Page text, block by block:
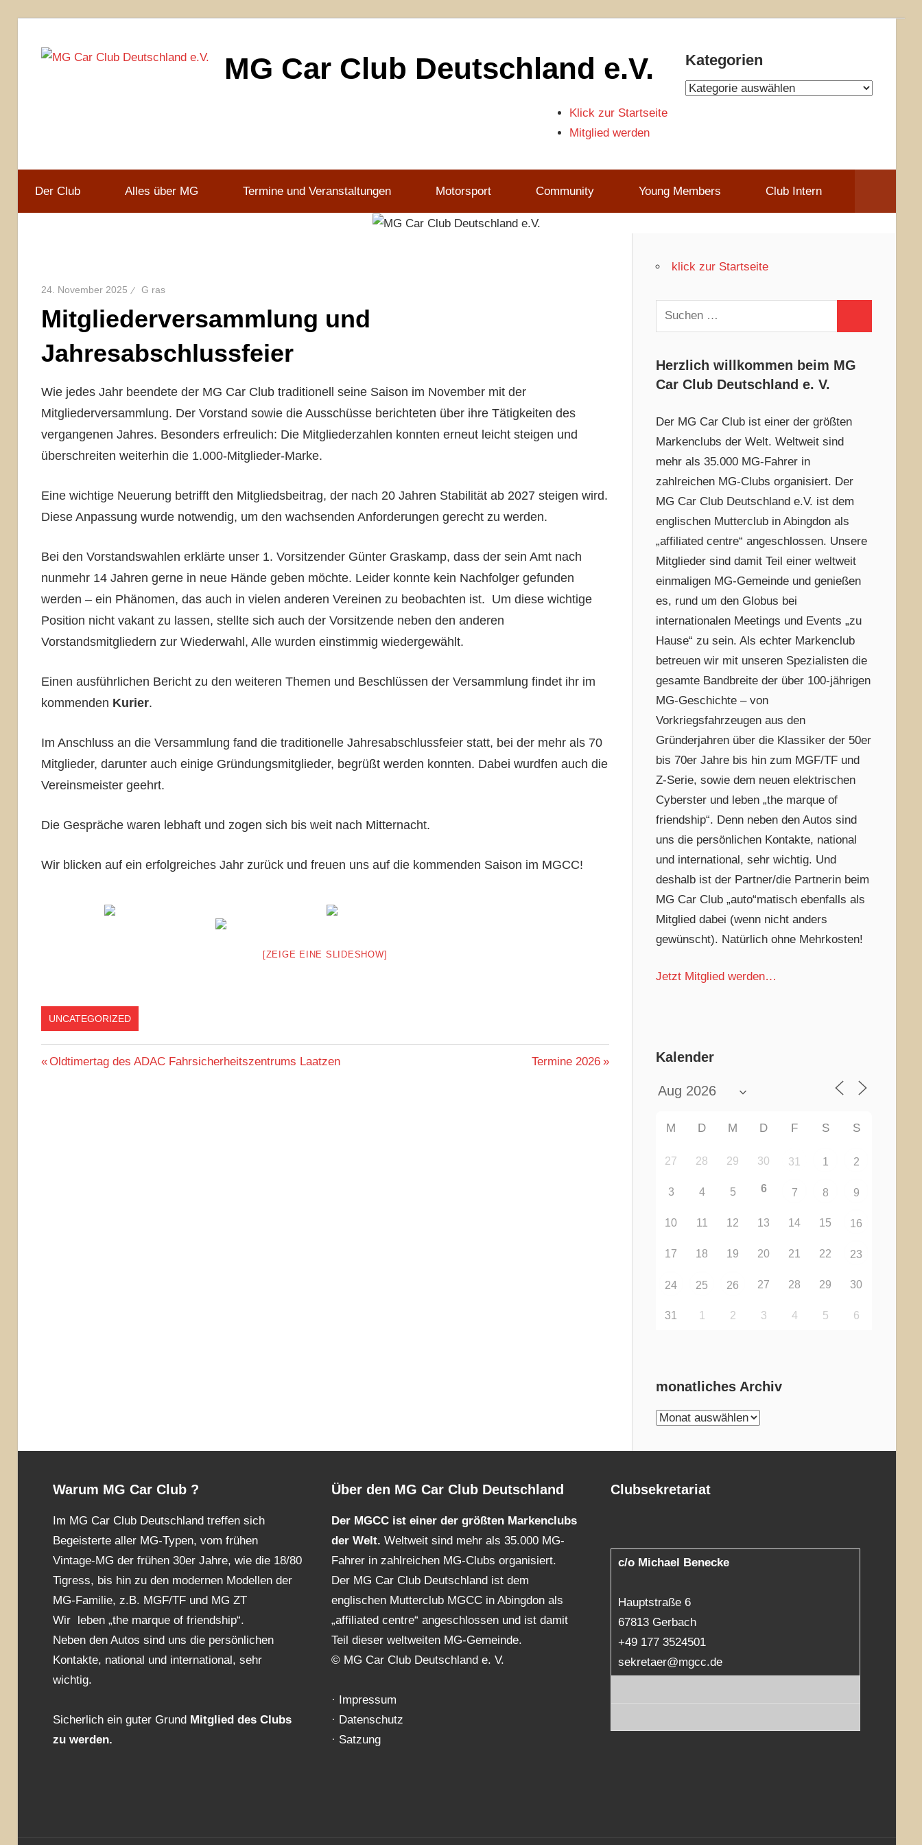
Inhalt
MG Car Club Deutschland e.V. Kategorien
Kategorien
Klick zur Startseite
Mitglied werden
Der Club Alles über MG Termine und Veranstaltungen Motorsport Community Young Members Club Intern
24. November 2025 G ras
Mitgliederversammlung und
Jahresabschlussfeier
Wie jedes Jahr beendete der MG Car Club traditionell seine Saison im November mit der
Mitgliederversammlung. Der Vorstand sowie die Ausschüsse berichteten über ihre Tätigkeiten des
vergangenen Jahres. Besonders erfreulich: Die Mitgliederzahlen konnten erneut leicht steigen und
überschreiten weiterhin die 1.000-Mitglieder-Marke.
Eine wichtige Neuerung betrifft den Mitgliedsbeitrag, der nach 20 Jahren Stabilität ab 2027 steigen wird.
Diese Anpassung wurde notwendig, um den wachsenden Anforderungen gerecht zu werden.
Bei den Vorstandswahlen erklärte unser 1. Vorsitzender Günter Graskamp, dass der sein Amt nach
nunmehr 14 Jahren gerne in neue Hände geben möchte. Leider konnte kein Nachfolger gefunden
werden – ein Phänomen, das auch in vielen anderen Vereinen zu beobachten ist. Um diese wichtige
Position nicht vakant zu lassen, stellte sich auch der Vorsitzende neben den anderen
Vorstandsmitgliedern zur Wiederwahl, Alle wurden einstimmig wiedergewählt.
Einen ausführlichen Bericht zu den weiteren Themen und Beschlüssen der Versammlung findet ihr im
kommenden Kurier.
Im Anschluss an die Versammlung fand die traditionelle Jahresabschlussfeier statt, bei der mehr als 70
Mitglieder, darunter auch einige Gründungsmitglieder, begrüßt werden konnten. Dabei wurdfen auch die
Vereinsmeister geehrt.
Die Gespräche waren lebhaft und zogen sich bis weit nach Mitternacht.
Wir blicken auf ein erfolgreiches Jahr zurück und freuen uns auf die kommenden Saison im MGCC!
[ZEIGE EINE SLIDESHOW]
UNCATEGORIZED
Beitragsnavigation
Vorheriger
Oldtimertag des ADAC Fahrsicherheitszentrums Laatzen
Nächster
Termine 2026
klick zur Startseite
Suchen
nach:
Herzlich willkommen beim MG
Car Club Deutschland e. V.
Der MG Car Club ist einer der größten
Markenclubs der Welt. Weltweit sind
mehr als 35.000 MG-Fahrer in
zahlreichen MG-Clubs organisiert. Der
MG Car Club Deutschland e.V. ist dem
englischen Mutterclub in Abingdon als
„affiliated centre“ angeschlossen. Unsere
Mitglieder sind damit Teil einer weltweit
einmaligen MG-Gemeinde und genießen
es, rund um den Globus bei
internationalen Meetings und Events „zu
Hause“ zu sein. Als echter Markenclub
betreuen wir mit unseren Spezialisten die
gesamte Bandbreite der über 100-jährigen
MG-Geschichte – von
Vorkriegsfahrzeugen aus den
Gründerjahren über die Klassiker der 50er
bis 70er Jahre bis hin zum MGF/TF und
Z-Serie, sowie dem neuen elektrischen
Cyberster und leben „the marque of
friendship“. Denn neben den Autos sind
uns die persönlichen Kontakte, national
und international, sehr wichtig. Und
deshalb ist der Partner/die Partnerin beim
MG Car Club „auto“matisch ebenfalls als
Mitglied dabei (wenn nicht anders
gewünscht). Natürlich ohne Mehrkosten!
Jetzt Mitglied werden…
Kalender
M D M D F S S
27 28 29 30 31 1 2
3 4 5 6 7 8 9
10 11 12 13 14 15 16
17 18 19 20 21 22 23
24 25 26 27 28 29 30
31 1 2 3 4 5 6
monatliches Archiv
monatliches
Warum MG Car Club ?
Im MG Car Club Deutschland treffen sich
Begeisterte aller MG-Typen, vom frühen
Vintage-MG der frühen 30er Jahre, wie die 18/80
Tigress, bis hin zu den modernen Modellen der
MG-Familie, z.B. MGF/TF und MG ZT
Wir leben „the marque of friendship“.
Neben den Autos sind uns die persönlichen
Kontakte, national und international, sehr
wichtig.
Sicherlich ein guter Grund Mitglied des Clubs
zu werden.
Über den MG Car Club Deutschland
Der MGCC ist einer der größten Markenclubs
der Welt.Weltweit sind mehr als 35.000 MG-
Fahrer in zahlreichen MG-Clubs organisiert.
Der MG Car Club Deutschland ist dem
englischen Mutterclub MGCC in Abingdon als
„affiliated centre“ angeschlossen und ist damit
Teil dieser weltweiten MG-Gemeinde.
© MG Car Club Deutschland e. V.
· Impressum
· Datenschutz
· Satzung
Clubsekretariat
c/o Michael Benecke
Hauptstraße 6
67813 Gerbach
+49 177 3524501
sekretaer@mgcc.de